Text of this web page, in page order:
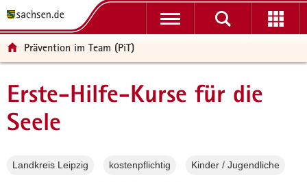
t
l
ü
b
e
g
t
l
n
a
v
g
p
i
n
h
a
t
t
r
e
I
n
o
t
r
-
B
e
e
Prävention im Team (PiT)
Hauptinhalt
Erste-Hilfe-Kurse für die
Seele
Landkreis Leipzig kostenpflichtig Kinder / Jugendliche